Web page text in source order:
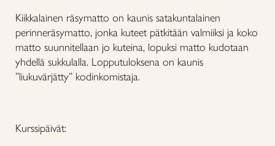
Kiikkalainen räsymatto on kaunis satakuntalainen
perinneräsymatto, jonka kuteet pätkitään valmiiksi ja koko
matto suunnitellaan jo kuteina, lopuksi matto kudotaan
yhdellä sukkulalla. Lopputuloksena on kaunis
”liukuvärjätty” kodinkomistaja.
Kurssipäivät: